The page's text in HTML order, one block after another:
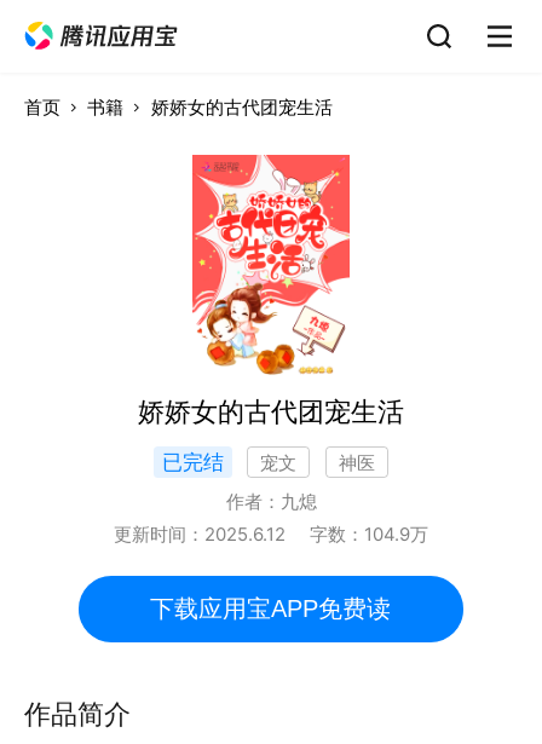
首页 书籍 娇娇女的古代团宠生活
娇娇女的古代团宠生活
已完结 宠文
神医
作者： 九熄
更新时间： 2025.6.12 字数： 104.9万
下载应用宝APP免费读
作品简介